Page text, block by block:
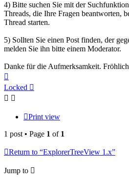
4) Bitte suchen Sie mit der
Threads, die Ihre Fragen beantworten,
Thread starten.
5) Sollten Sie einen Post finden, der
melden Sie ihn bitte einem Moderator.
Danke für die Aufmerksamkeit.
Locked
Print view
1 post • Page 1 of 1
Return to “ExplorerTreeView 1.x”
Jump to